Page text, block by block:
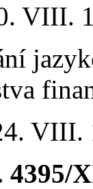
VIII.
VIII.
4395/